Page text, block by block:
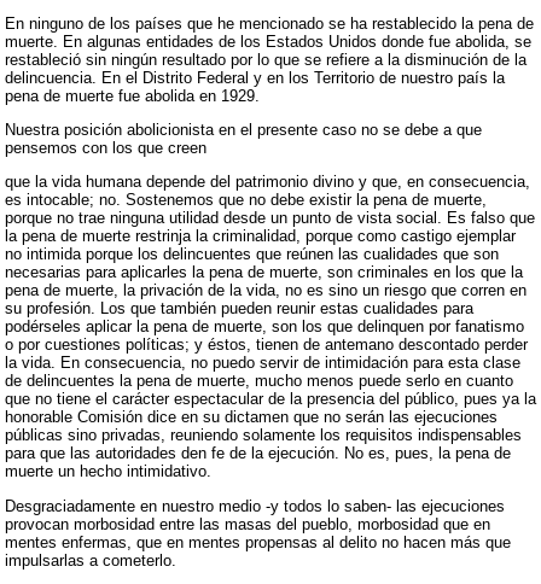
En ninguno de los países que he mencionado se ha restablecido la pena de
muerte. En algunas entidades de los Estados Unidos donde fue abolida, se
restableció sin ningún resultado por lo que se refiere a la disminución de la
delincuencia. En el Distrito Federal y en los Territorio de nuestro país la
pena de muerte fue abolida en 1929.
Nuestra posición abolicionista en el presente caso no se debe a que
pensemos con los que creen
que la vida humana depende del patrimonio divino y que, en consecuencia,
es intocable; no. Sostenemos que no debe existir la pena de muerte,
porque no trae ninguna utilidad desde un punto de vista social. Es falso que
la pena de muerte restrinja la criminalidad, porque como castigo ejemplar
no intimida porque los delincuentes que reúnen las cualidades que son
necesarias para aplicarles la pena de muerte, son criminales en los que la
pena de muerte, la privación de la vida, no es sino un riesgo que corren en
su profesión. Los que también pueden reunir estas cualidades para
podérseles aplicar la pena de muerte, son los que delinquen por fanatismo
o por cuestiones políticas; y éstos, tienen de antemano descontado perder
la vida. En consecuencia, no puedo servir de intimidación para esta clase
de delincuentes la pena de muerte, mucho menos puede serlo en cuanto
que no tiene el carácter espectacular de la presencia del público, pues ya la
honorable Comisión dice en su dictamen que no serán las ejecuciones
públicas sino privadas, reuniendo solamente los requisitos indispensables
para que las autoridades den fe de la ejecución. No es, pues, la pena de
muerte un hecho intimidativo.
Desgraciadamente en nuestro medio -y todos lo saben- las ejecuciones
provocan morbosidad entre las masas del pueblo, morbosidad que en
mentes enfermas, que en mentes propensas al delito no hacen más que
impulsarlas a cometerlo.